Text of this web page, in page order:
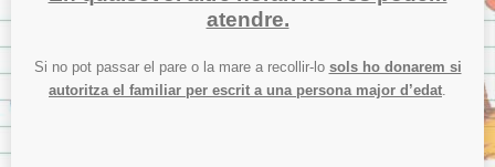
atendre.
Si no pot passar el pare o la mare a recollir-lo sols ho donarem si
autoritza el familiar per escrit a una persona major d’edat.